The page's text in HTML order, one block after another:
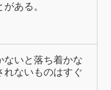
ある。
ないと落ち着かな
れないものはすぐ